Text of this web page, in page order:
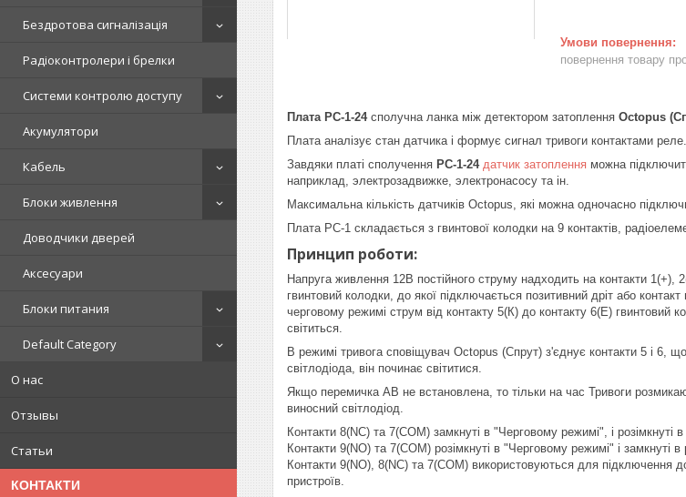
Бездротова сигналізація
Радіоконтролери і брелки
Системи контролю доступу
Акумулятори
Кабель
Блоки живлення
Доводчики дверей
Аксесуари
Блоки питания
Default Category
О нас
Отзывы
Статьи
КОНТАКТИ
повернення товару
Плата PC-1-24сполучна ланка між детектором затоплення Octopus
Плата аналізує стан датчика і формує сигнал тривоги контактами реле.
Завдяки платі сполучення PC-1-24 датчик затоплення можна
наприклад, электрозадвижке, электронасосу та ін.
Максимальна кількість датчиків Octopus, які можна одночасно
Плата PC-1 складається з гвинтової колодки на 9 контактів,
Принцип роботи:
Напруга живлення 12В постійного струму надходить на контакти 1(+),
гвинтовий колодки, до якої підключається позитивний дріт або
черговому режимі струм від контакту 5(К) до контакту 6(Е) гвинтовий
світиться.
В режимі тривога сповіщувач Octopus (Спрут) з'єднує контакти 5 і 6,
світлодіода, він починає світитися.
Якщо перемичка АВ не встановлена, то тільки на час Тривоги
виносний світлодіод.
Контакти 8(NC) та 7(COM) замкнуті в "Черговому режимі", і розімкнуті
Контакти 9(NO) та 7(COM) розімкнуті в "Черговому режимі" і замкнуті
Контакти 9(NO), 8(NC) та 7(COM) використовуються для
пристроїв.